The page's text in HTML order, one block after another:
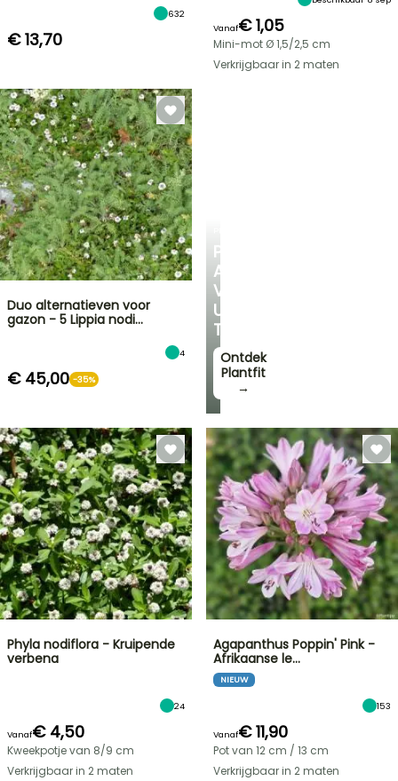
PERSOONLIJK
ADVIES
VOOR
UW
TUIN
Ontdek
Plantfit
→
632
€ 13,70
Vanaf€ 1,05
Mini-mot Ø 1,5/2,5 cm
Verkrijgbaar in 2 maten
Duo alternatieven voor
gazon - 5 Lippia nodi…
4
€ 45,00 -35%
Phyla nodiflora - Kruipende
verbena
24
Vanaf€ 4,50
Kweekpotje van 8/9 cm
Verkrijgbaar in 2 maten
Agapanthus Poppin' Pink -
Afrikaanse le…
NIEUW
153
Vanaf€ 11,90
Pot van 12 cm / 13 cm
Verkrijgbaar in 2 maten